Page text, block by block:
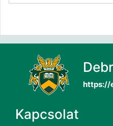
https://
Kapcsolat